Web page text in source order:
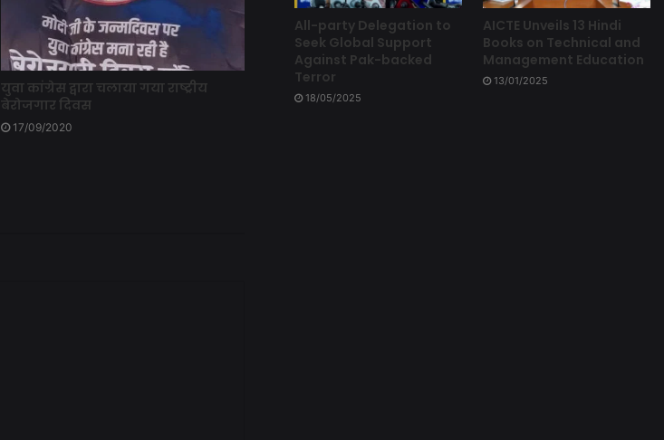
युवा कांग्रेस द्वारा चलाया गया राष्ट्रीय
बेरोजगार दिवस
17/09/2020
All-party Delegation to
Seek Global Support
Against Pak-backed
Terror
18/05/2025
AICTE Unveils 13 Hindi
Books on Technical and
Management Education
13/01/2025